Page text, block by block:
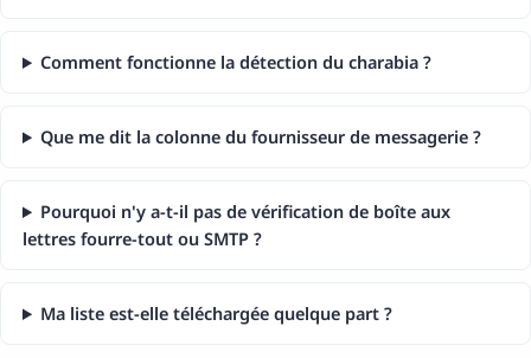
Comment fonctionne la détection du charabia ?
Que me dit la colonne du fournisseur de messagerie ?
Pourquoi n'y a-t-il pas de vérification de boîte aux
lettres fourre-tout ou SMTP ?
Ma liste est-elle téléchargée quelque part ?